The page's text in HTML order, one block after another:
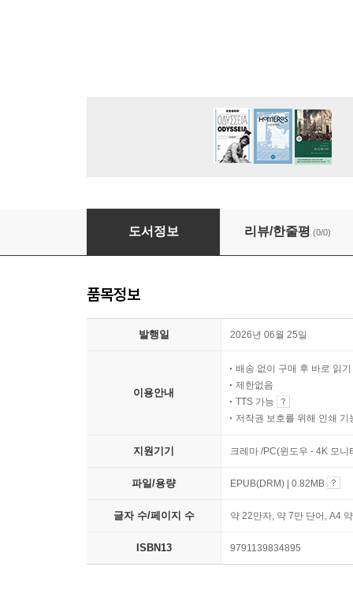
빅토리아 시대의 명사들
도서정보 리뷰/한줄평 (0/0)
품목정보
발행일 2026년 06월 25일
이용안내
배송 없이 구매 후 바로 읽기
제한없음
TTS 가능
저작권 보호를 위해 인쇄 기
지원기기 크레마 /PC(윈도우 - 4K 모
파일/용량 EPUB(DRM) | 0.82MB
글자 수/페이지 수 약 22만자, 약 7만 단어, A4
ISBN13 9791139834895